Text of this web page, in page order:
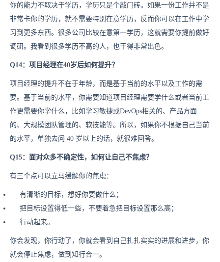
你的能力不取决于学历，学历只是个敲门砖。如果一份工作并不是
非常卡你的学历，就不需要特别在意学历，反而你可以在工作中学
习到更多东西。很多公司比较在意第一学历，这就需要你提前做好
调研。我看到很多学历不高的人，也干得非常出色。
Q14：项目经理在40岁后如何提升？
项目经理的提升不在于年龄，而是基于当前的水平以及工作的需
要。基于当前的水平，你需要知道项目经理需要学什么或者当前工
作更需要你学什么，比如学习敏捷或DevOps相关的、产品方面
的、大规模团队管理的、软技能等。所以，如果你不根据自己当前
的水平，单独去问 40 岁以上的话，就很难回答。
Q15：面对众多不确定性，如何让自己不焦虑？
有三个点可以立马缓解你的焦虑：
有清晰的目标，想好你要做什么；
把目标设置得低一些，不要着急把目标设置那么高；
行动起来。
你会发现，你行动了，你就会看到自己扎扎实实的进展和进步，你
就会停止焦虑，做到知行合一。